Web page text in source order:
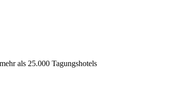
als 25.000 Tagungshotels